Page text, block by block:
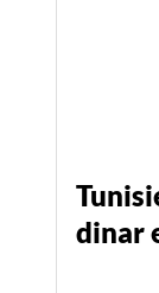
dinar